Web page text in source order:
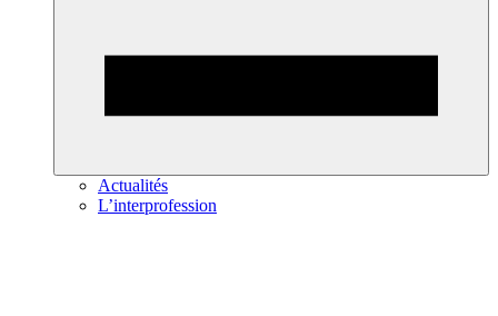
Actualités
L’interprofession